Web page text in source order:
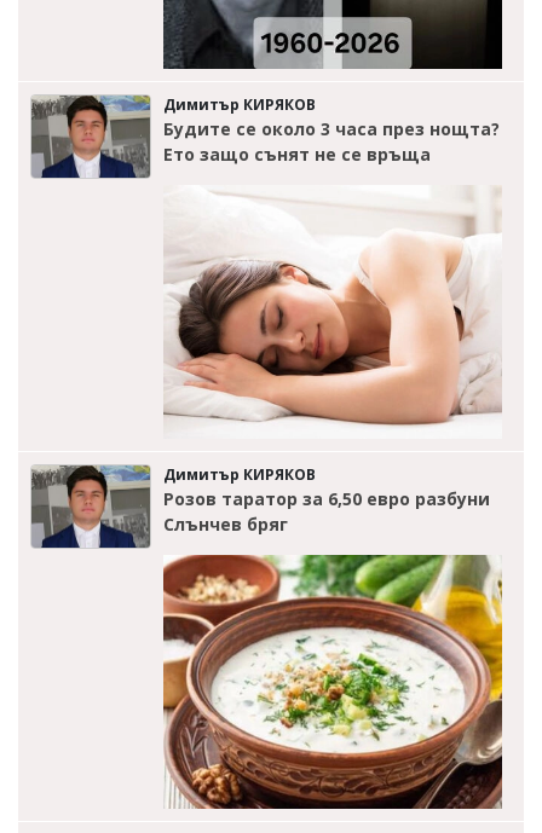
Димитър КИРЯКОВ
Будите се около 3 часа през нощта?
Ето защо сънят не се връща
Димитър КИРЯКОВ
Розов таратор за 6,50 евро разбуни
Слънчев бряг